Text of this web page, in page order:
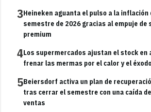
3Heineken aguanta el pulso a la inflación
semestre de 2026 gracias al empuje de
premium
4Los supermercados ajustan el stock en
frenar las mermas por el calor y el
5Beiersdorf activa un plan de
tras cerrar el semestre con una caída
ventas